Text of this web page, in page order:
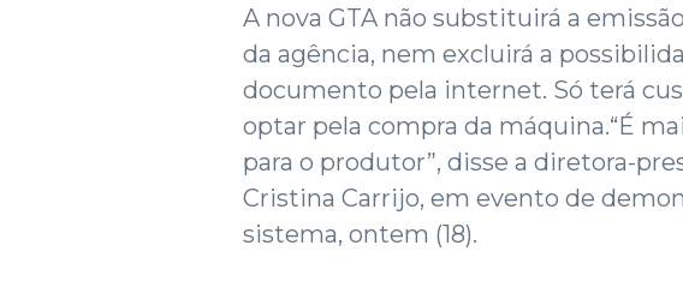
A nova GTA não substituirá a
da agência, nem excluirá a
documento pela internet. Só terá
optar pela compra da máquina.“É
para o produtor”, disse a diretora-
Cristina Carrijo, em evento de
sistema, ontem (18).